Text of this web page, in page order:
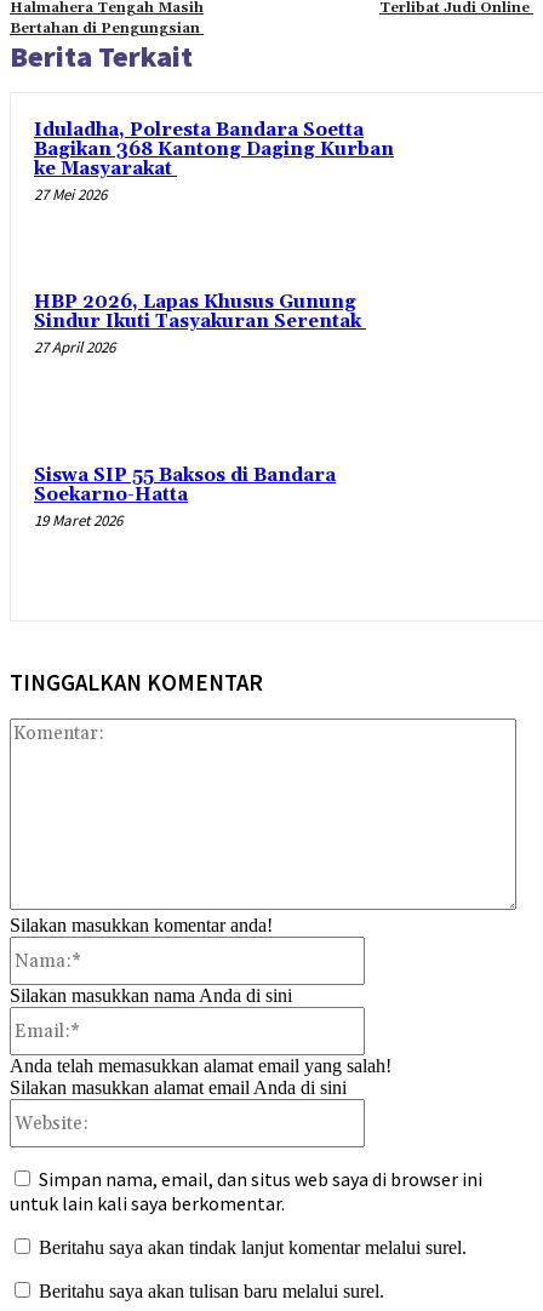
Halmahera Tengah Masih
Bertahan di Pengungsian
Terlibat Judi Online
Berita Terkait
Iduladha, Polresta Bandara Soetta
Bagikan 368 Kantong Daging Kurban
ke Masyarakat
27 Mei 2026
HBP 2026, Lapas Khusus Gunung
Sindur Ikuti Tasyakuran Serentak
27 April 2026
Siswa SIP 55 Baksos di Bandara
Soekarno-Hatta
19 Maret 2026
TINGGALKAN KOMENTAR
Silakan masukkan komentar anda!
Silakan masukkan nama Anda di sini
Anda telah memasukkan alamat email yang salah!
Silakan masukkan alamat email Anda di sini
Simpan nama, email, dan situs web saya di browser ini
untuk lain kali saya berkomentar.
Beritahu saya akan tindak lanjut komentar melalui surel.
Beritahu saya akan tulisan baru melalui surel.